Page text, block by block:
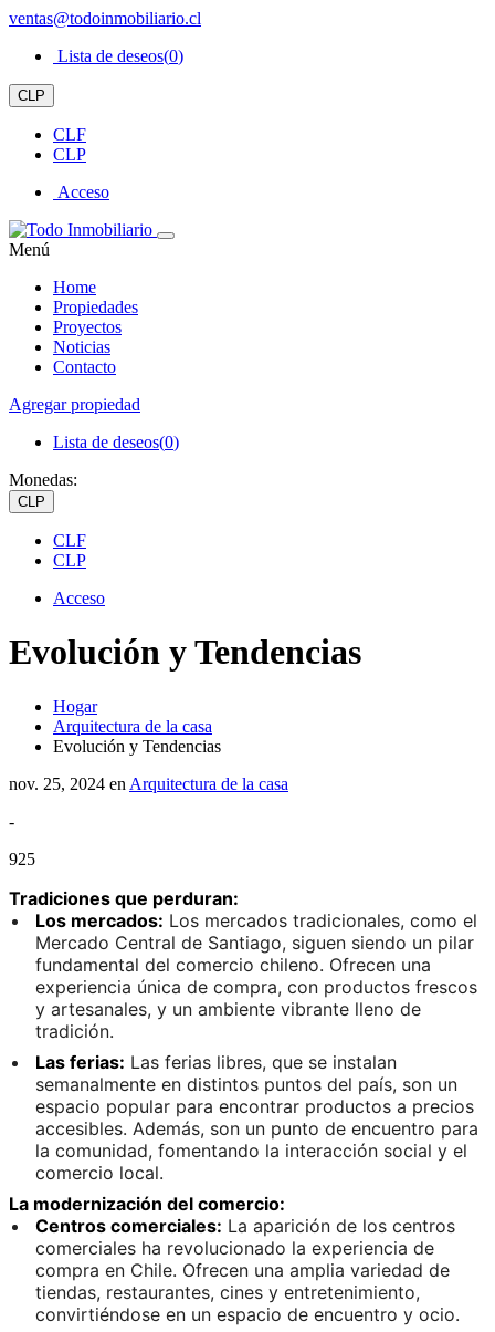
ventas@todoinmobiliario.cl
Lista de deseos(0)
CLP
CLF
CLP
Acceso
Menú
Home
Propiedades
Proyectos
Noticias
Contacto
Agregar propiedad
Lista de deseos(0)
Monedas:
CLP
CLF
CLP
Acceso
Evolución y Tendencias
Hogar
Arquitectura de la casa
Evolución y Tendencias
nov. 25, 2024 en Arquitectura de la casa
-
925
Tradiciones que perduran:
Los mercados: Los mercados tradicionales, como el
Mercado Central de Santiago, siguen siendo un pilar
fundamental del comercio chileno. Ofrecen una
experiencia única de compra, con productos frescos
y artesanales, y un ambiente vibrante lleno de
tradición.
Las ferias: Las ferias libres, que se instalan
semanalmente en distintos puntos del país, son un
espacio popular para encontrar productos a precios
accesibles. Además, son un punto de encuentro para
la comunidad, fomentando la interacción social y el
comercio local.
La modernización del comercio:
Centros comerciales: La aparición de los centros
comerciales ha revolucionado la experiencia de
compra en Chile. Ofrecen una amplia variedad de
tiendas, restaurantes, cines y entretenimiento,
convirtiéndose en un espacio de encuentro y ocio.